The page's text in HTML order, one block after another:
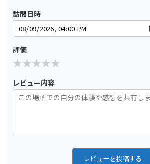
訪問日時
評価
レビュー内容
レビューを投稿する